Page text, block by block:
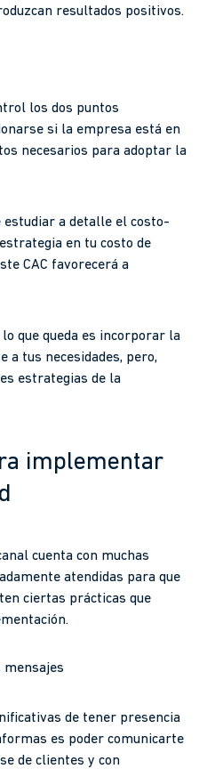
resultados positivos.
los dos puntos
si la empresa está en
necesarios para adoptar la
a detalle el costo-
en tu costo de
CAC favorecerá a
que queda es incorporar la
a tus necesidades, pero,
estrategias de la
implementar
cuenta con muchas
atendidas para que
ciertas prácticas que
mensajes
de tener presencia
es poder comunicarte
de clientes y con